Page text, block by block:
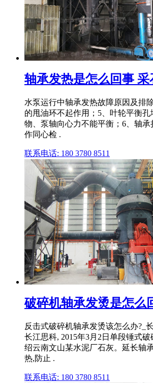
轴承发热是怎么回事 采
水泵运行中轴承发热故障原因及排
的甩油环不起作用；5、叶轮平衡
物、泵轴向心力不能平衡；6、轴承
作同心检 .
联系电话: 180 3780 8511
破碎机轴承发烫是怎么
反击式破碎机轴承发烫该怎么办?_
长江思科, 2015年3月2日单段锤式
绍云南文山某水泥厂石灰。延长轴
热,防止 .
联系电话: 180 3780 8511